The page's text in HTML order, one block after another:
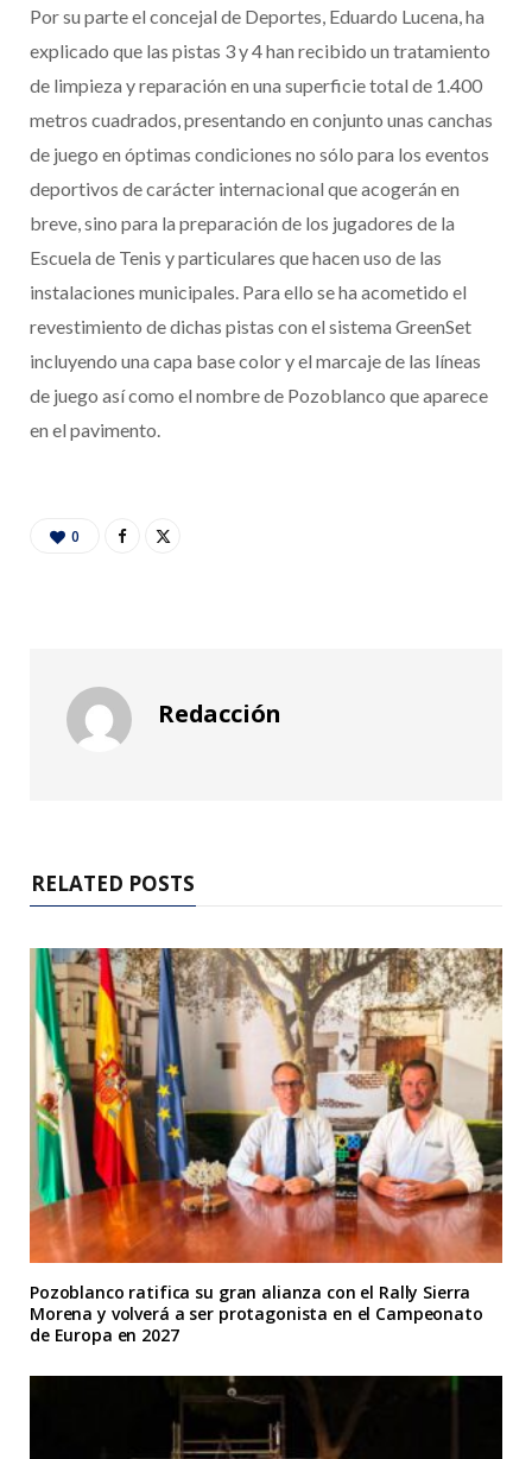
Por su parte el concejal de Deportes, Eduardo Lucena, ha
explicado que las pistas 3 y 4 han recibido un tratamiento
de limpieza y reparación en una superficie total de 1.400
metros cuadrados, presentando en conjunto unas canchas
de juego en óptimas condiciones no sólo para los eventos
deportivos de carácter internacional que acogerán en
breve, sino para la preparación de los jugadores de la
Escuela de Tenis y particulares que hacen uso de las
instalaciones municipales. Para ello se ha acometido el
revestimiento de dichas pistas con el sistema GreenSet
incluyendo una capa base color y el marcaje de las líneas
de juego así como el nombre de Pozoblanco que aparece
en el pavimento.
0
Redacción
RELATED POSTS
Pozoblanco ratifica su gran alianza con el Rally Sierra
Morena y volverá a ser protagonista en el Campeonato
de Europa en 2027